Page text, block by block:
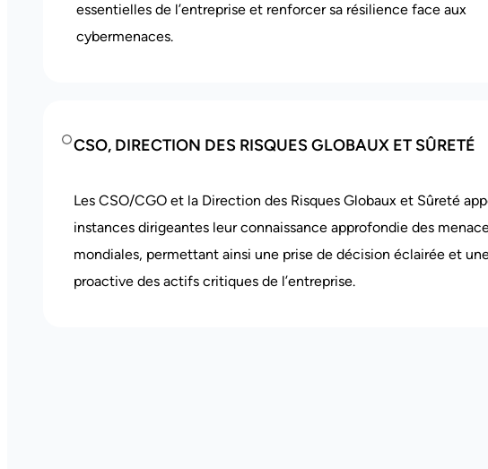
essentielles de l’entreprise et renforcer sa résilience face aux
cybermenaces.
CSO, DIRECTION DES RISQUES GLOBAUX ET SÛRETÉ
Les CSO/CGO et la Direction des Risques Globaux et Sûreté
instances dirigeantes leur connaissance approfondie des
mondiales, permettant ainsi une prise de décision éclairée et
proactive des actifs critiques de l’entreprise.